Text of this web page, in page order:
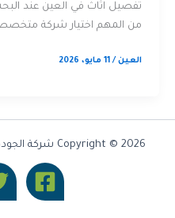
تفصيل اثاث في العين عند
من المهم اختيار شركة
العين/11 مايو، 2026
Copyright © 2026 شركة الجودة |تصميم وتطوير شركة